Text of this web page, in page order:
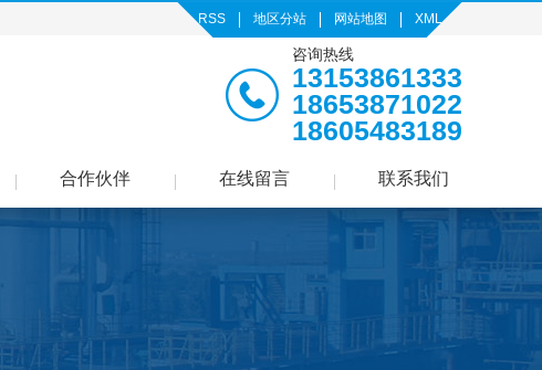
RSS 地区分站 网站地图 XML
咨询热线
13153861333
18653871022
18605483189
合作伙伴 在线留言 联系我们